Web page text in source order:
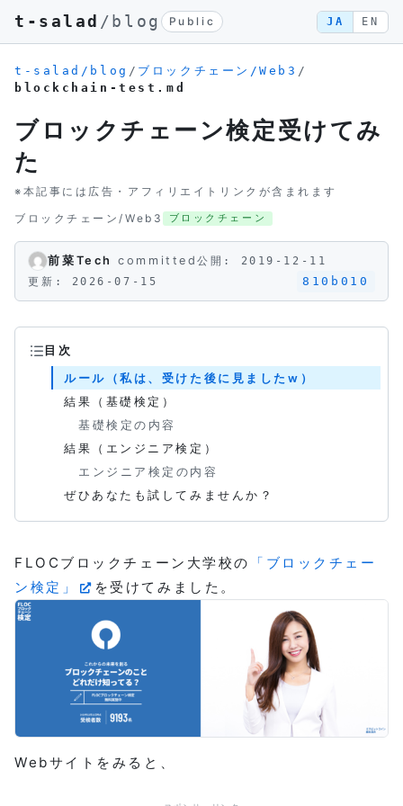
t-salad /blog Public JA EN
t-salad/blog / ブロックチェーン/Web3 /
blockchain-test.md
ブロックチェーン検定受けてみ
た
※本記事には広告・アフィリエイトリンクが含まれます
ブロックチェーン/Web3 ブロックチェーン
前菜Tech committed公開: 2019-12-11
更新: 2026-07-15
810b010
FLOCブロックチェーン大学校の
「ブロックチェー
ン検定」
を受けてみました。
Webサイトをみると、
目次
ルール（私は、受けた後に見ましたw）
結果（基礎検定）
基礎検定の内容
結果（エンジニア検定）
エンジニア検定の内容
ぜひあなたも試してみませんか？